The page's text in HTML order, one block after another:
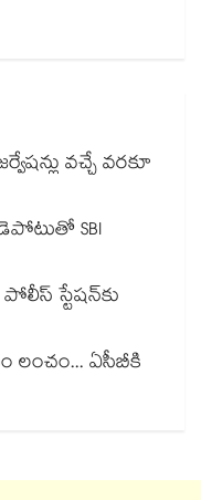
వచ్చే వరకూ
SBI
పోలీస్ స్టేషన్⁪కు
లంచం... ఏసీబీకి